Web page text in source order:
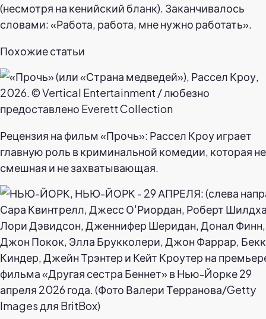
(несмотря на кенийский бланк). Заканчивалось
словами: «Работа, работа, мне нужно работать».
Похожие статьи
Рецензия на фильм «Прочь»: Рассел Кроу играет
главную роль в криминальной комедии, которая не
смешная и не захватывающая.